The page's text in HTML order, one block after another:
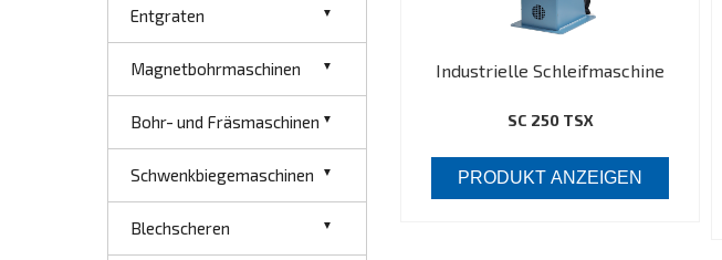
Entgraten
Magnetbohrmaschinen
Bohr- und Fräsmaschinen
Schwenkbiegemaschinen
Blechscheren
Industrielle Schleifmaschine
SC 250 TSX
PRODUKT ANZEIGEN